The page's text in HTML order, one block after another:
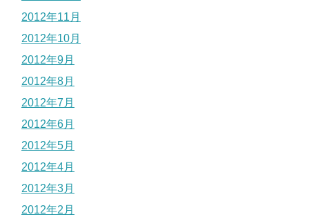
2012年11月
2012年10月
2012年9月
2012年8月
2012年7月
2012年6月
2012年5月
2012年4月
2012年3月
2012年2月